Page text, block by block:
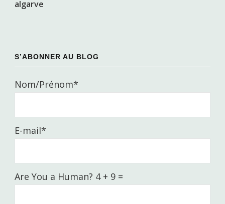
S’ABONNER AU BLOG
Nom/Prénom*
E-mail*
Are You a Human? 4 + 9 =